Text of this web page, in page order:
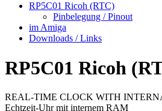
RP5C01 Ricoh (RTC)
Pinbelegung / Pinout
im Amiga
Downloads / Links
RP5C01 Ricoh
REAL-TIME CLOCK WITH
Echtzeit-Uhr mit internem RAM